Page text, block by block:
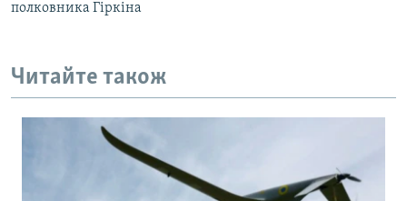
полковника Гіркіна
Читайте також